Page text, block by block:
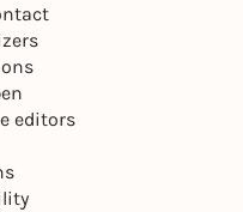
editors